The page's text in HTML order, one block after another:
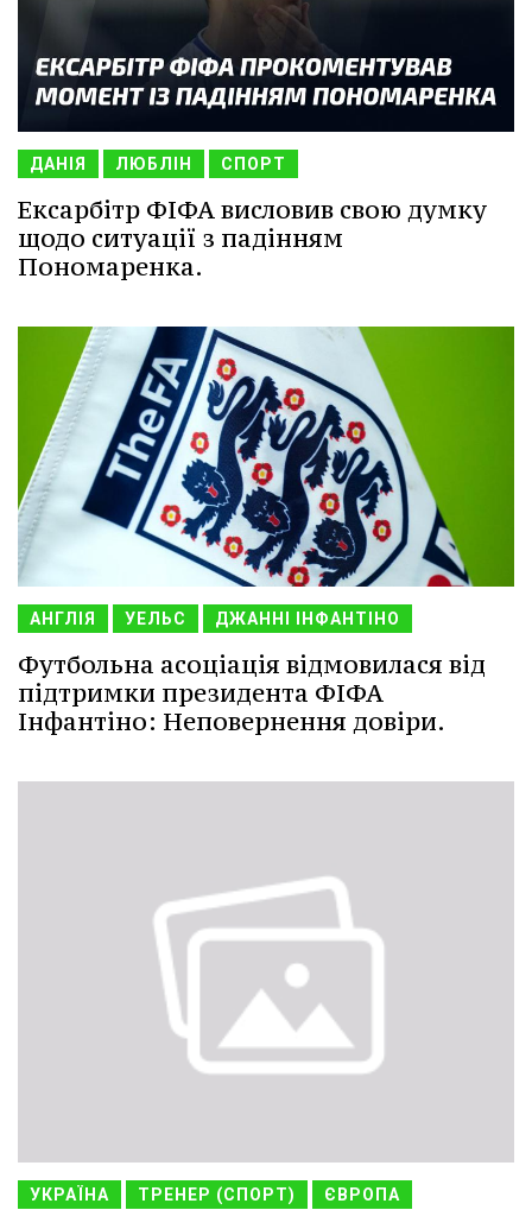
ДАНІЯ ЛЮБЛІН СПОРТ
Ексарбітр ФІФА висловив свою думку
щодо ситуації з падінням
Пономаренка.
АНГЛІЯ УЕЛЬС ДЖАННІ ІНФАНТІНО
Футбольна асоціація відмовилася від
підтримки президента ФІФА
Інфантіно: Неповернення довіри.
УКРАЇНА ТРЕНЕР (СПОРТ) ЄВРОПА